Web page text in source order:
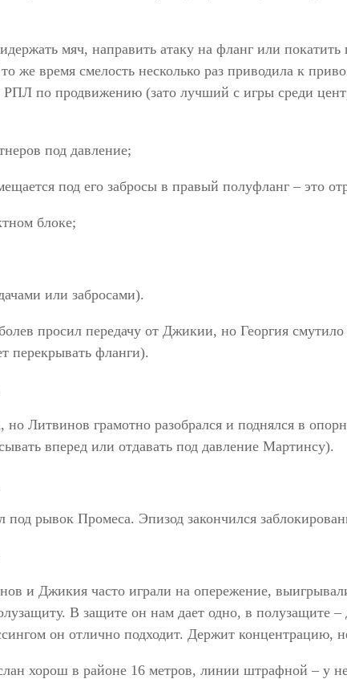
мяч, направить атаку на фланг или покатить
время смелость несколько раз приводила к
по продвижению (зато лучший с игры среди
под давление;
под его забросы в правый полуфланг – это
блоке;
или забросами).
просил передачу от Джикии, но Георгия
перекрывать фланги).
Литвинов грамотно разобрался и поднялся в
вперед или отдавать под давление Мартинсу).
рывок Промеса. Эпизод закончился
и Джикия часто играли на опережение,
В защите он нам дает одно, в полузащите
он отлично подходит. Держит концентрацию, не
хорош в районе 16 метров, линии штрафной – у